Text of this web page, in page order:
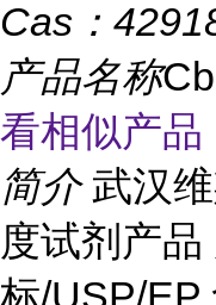
Cas：
产品名称
看相似产
简介 武汉
度试剂产
标/USP/EP